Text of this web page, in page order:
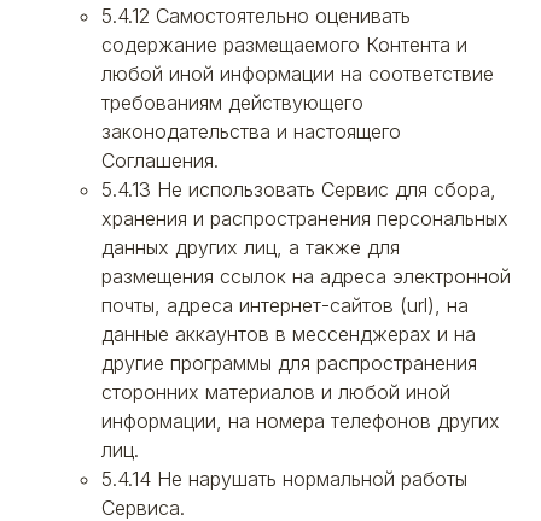
5.4.12 Самостоятельно оценивать
содержание размещаемого Контента и
любой иной информации на соответствие
требованиям действующего
законодательства и настоящего
Соглашения.
5.4.13 Не использовать Сервис для сбора,
хранения и распространения персональных
данных других лиц, а также для
размещения ссылок на адреса электронной
почты, адреса интернет-сайтов (url), на
данные аккаунтов в мессенджерах и на
другие программы для распространения
сторонних материалов и любой иной
информации, на номера телефонов других
лиц.
5.4.14 Не нарушать нормальной работы
Сервиса.